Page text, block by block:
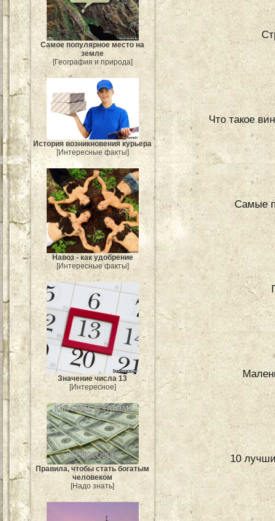
Самое популярное место на
земле
[География и природа]
История возникновения курьера
[Интересные факты]
Навоз - как удобрение
[Интересные факты]
Значение числа 13
[Интересное]
Правила, чтобы стать богатым
человеком
[Надо знать]
Что такое
Самые
10